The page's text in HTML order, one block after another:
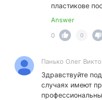
пластикове
Answer
0
0
Панько Олег
Здравствуйте
случаях имеют